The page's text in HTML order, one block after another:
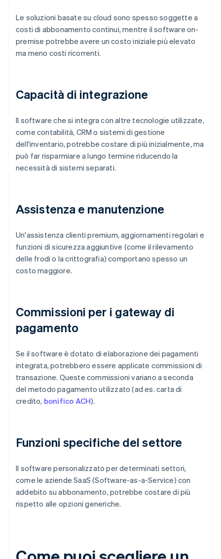
Le soluzioni basate su cloud sono spesso soggette a
costi di abbonamento continui, mentre il software on-
premise potrebbe avere un costo iniziale più elevato
ma meno costi ricorrenti.
Capacità di integrazione
Il software che si integra con altre tecnologie utilizzate,
come contabilità, CRM o sistemi di gestione
dell'inventario, potrebbe costare di più inizialmente, ma
può far risparmiare a lungo termine riducendo la
necessità di sistemi separati.
Assistenza e manutenzione
Un'assistenza clienti premium, aggiornamenti regolari e
funzioni di sicurezza aggiuntive (come il rilevamento
delle frodi o la crittografia) comportano spesso un
costo maggiore.
Commissioni per i gateway di
pagamento
Se il software è dotato di elaborazione dei pagamenti
integrata, potrebbero essere applicate commissioni di
transazione. Queste commissioni variano a seconda
del metodo pagamento utilizzato (ad es. carta di
credito, bonifico ACH).
Funzioni specifiche del settore
Il software personalizzato per determinati settori,
come le aziende SaaS (Software-as-a-Service) con
addebito su abbonamento, potrebbe costare di più
rispetto alle opzioni generiche.